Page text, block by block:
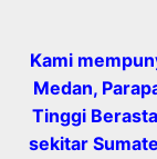
Kami
Medan,
Tinggi
sekitar